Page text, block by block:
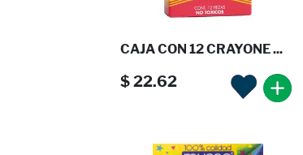
CAJA CON 12 CRAYONE ...
$ 22.62